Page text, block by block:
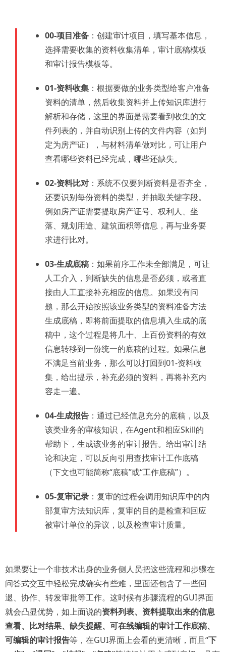
00-项目准备 ：创建审计项目，填写基本信息，
选择需要收集的资料收集清单，审计底稿模板
和审计报告模板等。
01-资料收集 ：根据要做的业务类型给客户准备
资料的清单，然后收集资料并上传知识库进行
解析和存储，这里的界面是需要看到收集的文
件列表的，并自动识别上传的文件内容（如判
定为房产证），与材料清单做对比，可让用户
查看哪些资料已经完成，哪些还缺失。
02-资料比对 ：系统不仅要判断资料是否齐全，
还要识别每份资料的类型，并抽取关键字段。
例如房产证需要提取房产证号、权利人、坐
落、规划用途、建筑面积等信息，再与业务要
求进行比对。
03-生成底稿 ：如果前序工作未全部满足，可让
人工介入，判断缺失的信息是否必须，或者直
接由人工直接补充相应的信息。如果没有问
题，那么开始按照该业务类型的资料准备方法
生成底稿，即将前面提取的信息填入生成的底
稿中，这个过程是将几十、上百份资料的有效
信息转移到一份统一的底稿的过程。如果信息
不满足当前业务，那么可以打回到01-资料收
集，给出提示，补充必须的资料，再将补充内
容走一遍。
04-生成报告 ：通过已经信息充分的底稿，以及
该类业务的审核知识，在Agent和相应Skill的
帮助下，生成该业务的审计报告。给出审计结
论和决定，可以反向引用查找审计工作底稿
（下文也可能简称“底稿”或“工作底稿”）。
05-复审记录 ：复审的过程会调用知识库中的内
部复审方法知识库，复审的目的是检查和回应
被审计单位的异议，以及检查审计质量。
如果要让一个非技术出身的业务侧人员把这些流程和步骤在
问答式交互中轻松完成确实有些难，里面还包含了一些回
退、协作、转发审批等工作。这时候有步骤流程的GUI界面
就会凸显优势，如上面说的资料列表、资料提取出来的信息
查看、比对结果、缺失提醒、可在线编辑的审计工作底稿、
可编辑的审计报告等，在GUI界面上会看的更清晰，而且“下